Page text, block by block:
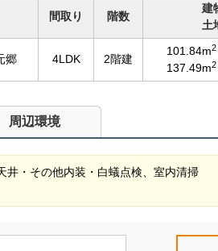
間取り 階数
建
土
郷 4LDK 2階建
101.84m2
137.49m2
周辺環境
井・その他内装・白蟻点検、室内清掃